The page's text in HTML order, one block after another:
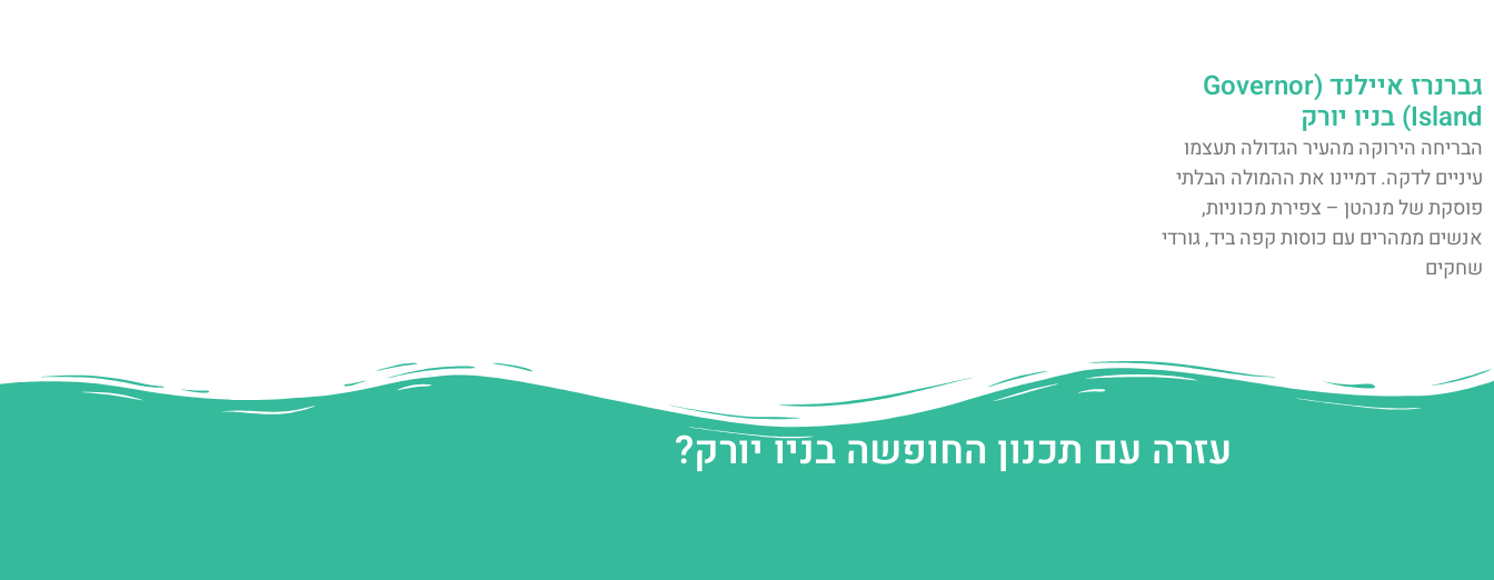
גברנרז איילנד (Governor
Island) בניו יורק
הבריחה הירוקה מהעיר הגדולה תעצמו
עיניים לדקה. דמיינו את ההמולה הבלתי
פוסקת של מנהטן – צפירת מכוניות,
אנשים ממהרים עם כוסות קפה ביד, גורדי
שחקים
עזרה עם תכנון החופשה בניו יורק?